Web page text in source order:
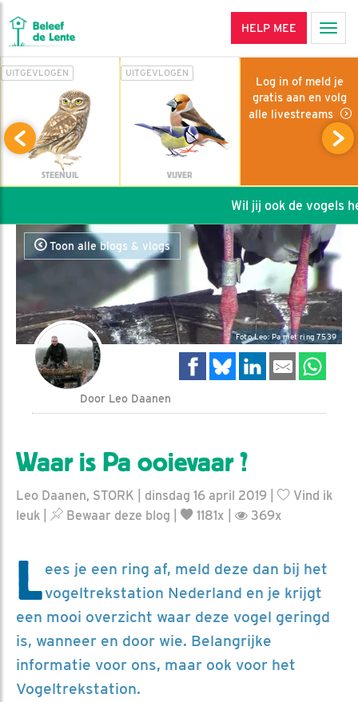
HELP MEE
UITGEVLOGEN
STEENUIL
UITGEVLOGEN
VIJVER
Log in of meld je
gratis aan en volg
alle livestreams
Wil jij ook de vogels
Toon alle blogs & vlogs
Foto Leo: Pa met ring 7539
Door Leo Daanen
Waar is Pa ooievaar ?
Leo Daanen, STORK | dinsdag 16 april 2019 |
Vind ik
leuk
Bewaar deze blog 1181x | 369x
Lees je een ring af, meld deze dan bij het
vogeltrekstation Nederland en je krijgt
een mooi overzicht waar deze vogel geringd
is, wanneer en door wie. Belangrijke
informatie voor ons, maar ook voor het
Vogeltrekstation.